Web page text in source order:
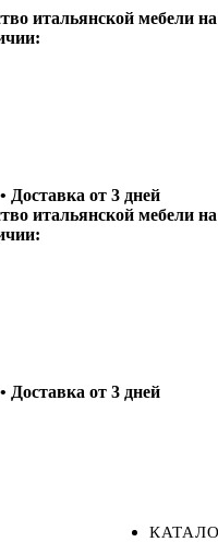
итальянской мебели
Доставка от 3 дней
итальянской мебели
Доставка от 3 дней